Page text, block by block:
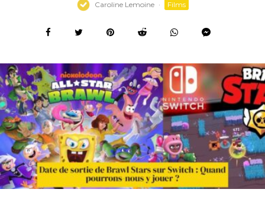
Caroline Lemoine · Films